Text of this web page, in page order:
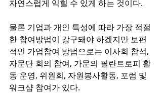
자연스럽게 익힐 수 있게 하는 것이다.
물론 기업과 개인 특성에 따라 가장 적절
한 참여방법이 강구돼야 하겠지만 보편
적인 가업참여 방법으로는 이사회 참석,
자문단 회의 참여, 가문의 필란트로피 활
동 운영, 위원회, 자원봉사활동, 포럼 및
워크샵 참여가 있다.